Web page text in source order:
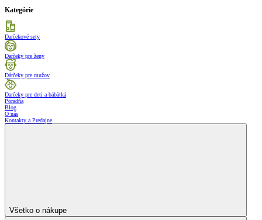
Kategórie
Darčekové sety
Darčeky pre ženy
Dárčeky pre mužov
Darčeky pre deti a bábätká
Poradňa
Blog
O nás
Kontakty a Predajne
Všetko o nákupe